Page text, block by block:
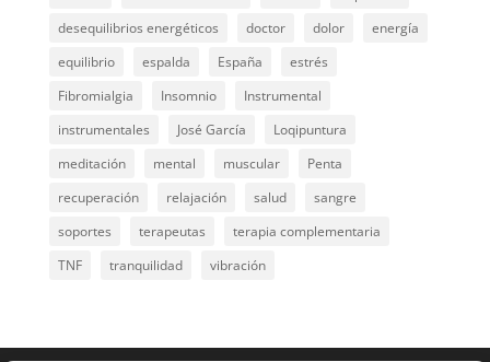
desequilibrios energéticos
doctor dolor
energía
equilibrio
espalda España
estrés
Fibromialgia
Insomnio
Instrumental
instrumentales
José García
Loqipuntura
meditación
mental muscular
Penta
recuperación
relajación salud
sangre
soportes
terapeutas
terapia complementaria
TNF
tranquilidad vibración